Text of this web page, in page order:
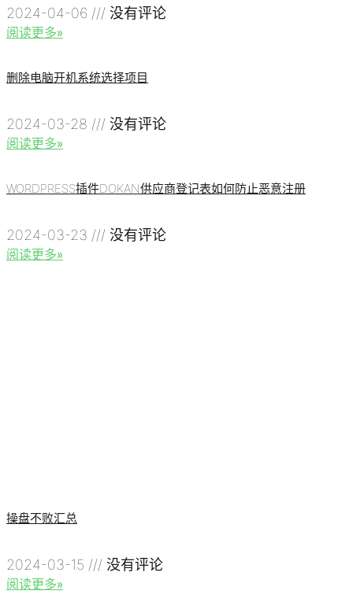
2024-04-06 没有评论
阅读更多»
删除电脑开机系统选择项目
2024-03-28 没有评论
阅读更多»
WORDPRESS插件DOKAN供应商登记表如何防止恶意注册
2024-03-23 没有评论
阅读更多»
操盘不败汇总
2024-03-15 没有评论
阅读更多»